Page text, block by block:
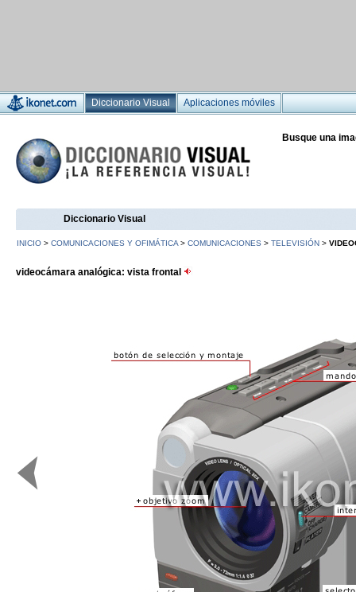
Diccionario Visual Aplicaciones móviles
Busque una
Diccionario Visual
INICIO > COMUNICACIONES Y OFIMÁTICA > COMUNICACIONES > TELEVISIÓN >
videocámara analógica: vista frontal